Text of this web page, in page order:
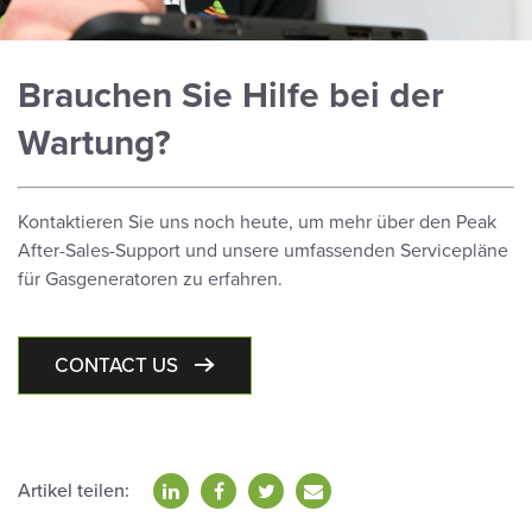
Brauchen Sie Hilfe bei der
Wartung?
Kontaktieren Sie uns noch heute, um mehr über den Peak
After-Sales-Support und unsere umfassenden Servicepläne
für Gasgeneratoren zu erfahren.
CONTACT US
Artikel teilen: